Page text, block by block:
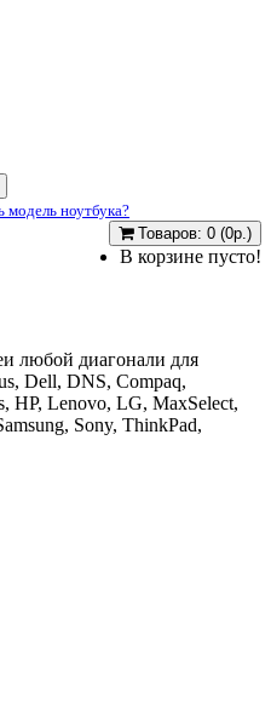
модель ноутбука?
Товаров: 0 (0р.)
В корзине пусто!
любой диагонали для
Dell, DNS, Compaq,
HP, Lenovo, LG, MaxSelect,
Sony, ThinkPad,